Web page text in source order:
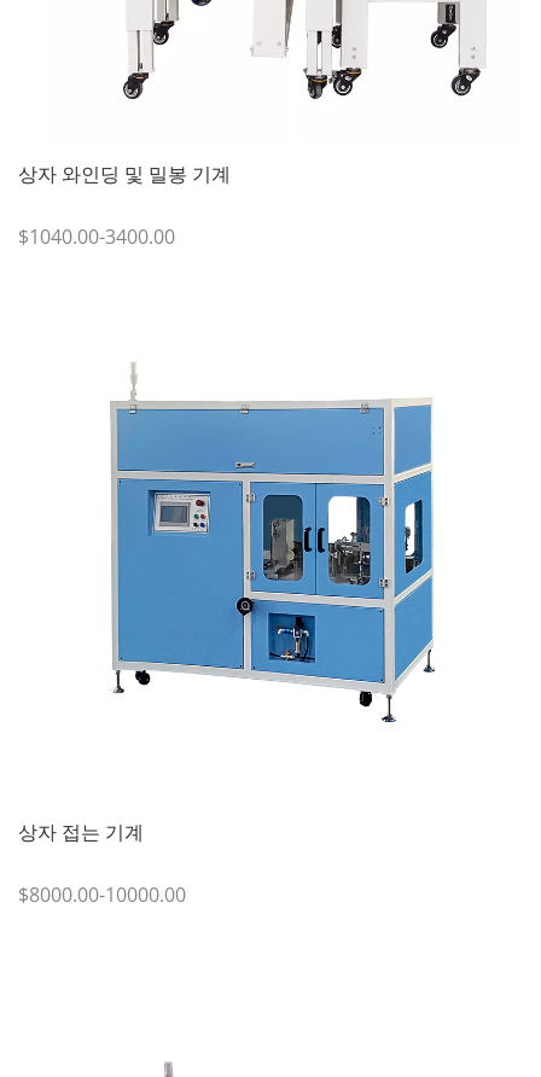
상자 와인딩 및 밀봉 기계
$1040.00-3400.00
상자 접는 기계
$8000.00-10000.00